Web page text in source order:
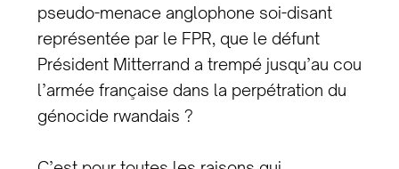
pseudo-menace anglophone soi-disant
représentée par le FPR, que le défunt
Président Mitterrand a trempé jusqu’au cou
l’armée française dans la perpétration du
génocide rwandais ?